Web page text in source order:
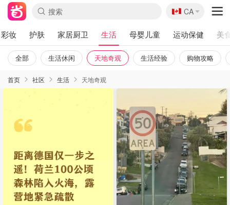
🇨🇦
CA
彩妆 护肤 家居厨卫 生活 母婴儿童 运动保健 美
全部 生活休闲 天地奇观 生活经验 购物攻略
首页 社区 生活 天地奇观